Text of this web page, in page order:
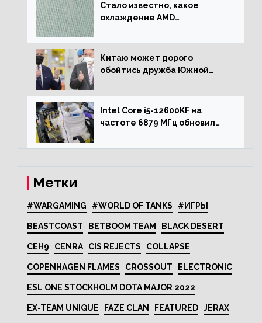
Стало известно, какое
охлаждение AMD
процессора Ryzen 7000 до 5.5
ГГц
Китаю может дорого
обойтись дружба Южной
Intel Core i5-12600KF на
частоте 6879 МГц обновил
Метки
#WARGAMING #WORLD OF TANKS #ИГРЫ
BEASTCOAST BETBOOM TEAM BLACK DESERT
CEH9 CENRA CIS REJECTS COLLAPSE
COPENHAGEN FLAMES CROSSOUT ELECTRONIC
ESL ONE STOCKHOLM DOTA MAJOR 2022
EX-TEAM UNIQUE FAZE CLAN FEATURED JERAX